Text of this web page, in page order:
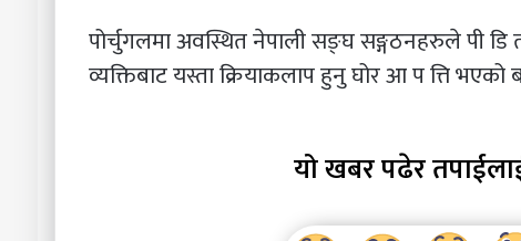
पोर्चुगलमा अवस्थित नेपाली सङ्घ सङ्गठनहरुले पी डि
व्यक्तिबाट यस्ता क्रियाकलाप हुनु घोर आ प त्ति भएको
यो खबर पढेर